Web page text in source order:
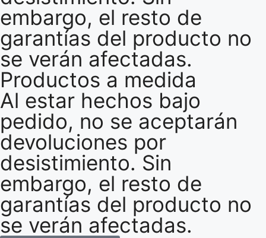
embargo, el resto de
garantías del producto no
se verán afectadas.
Productos a medida
Al estar hechos bajo
pedido, no se aceptarán
devoluciones por
desistimiento. Sin
embargo, el resto de
garantías del producto no
se verán afectadas.